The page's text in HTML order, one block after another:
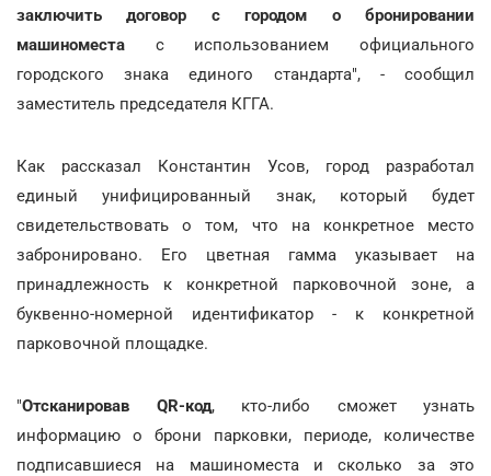
заключить договор с городом о бронировании
машиноместа с использованием официального
городского знака единого стандарта", - сообщил
заместитель председателя КГГА.
Как рассказал Константин Усов, город разработал
единый унифицированный знак, который будет
свидетельствовать о том, что на конкретное место
забронировано. Его цветная гамма указывает на
принадлежность к конкретной парковочной зоне, а
буквенно-номерной идентификатор - к конкретной
парковочной площадке.
"Отсканировав QR-код, кто-либо сможет узнать
информацию о брони парковки, периоде, количестве
подписавшиеся на машиноместа и сколько за это